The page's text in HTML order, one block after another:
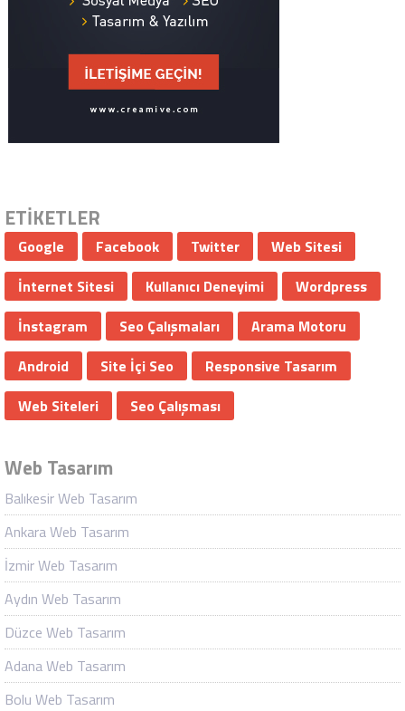
ETİKETLER
Google Facebook Twitter
Web Sitesi
İnternet Sitesi
Kullanıcı Deneyimi
Wordpress
İnstagram
Seo Çalışmaları
Arama Motoru
Android
Site İçi Seo
Responsive Tasarım
Web Siteleri
Seo Çalışması
Web Tasarım
Balıkesir Web Tasarım
Ankara Web Tasarım
İzmir Web Tasarım
Aydın Web Tasarım
Düzce Web Tasarım
Adana Web Tasarım
Bolu Web Tasarım